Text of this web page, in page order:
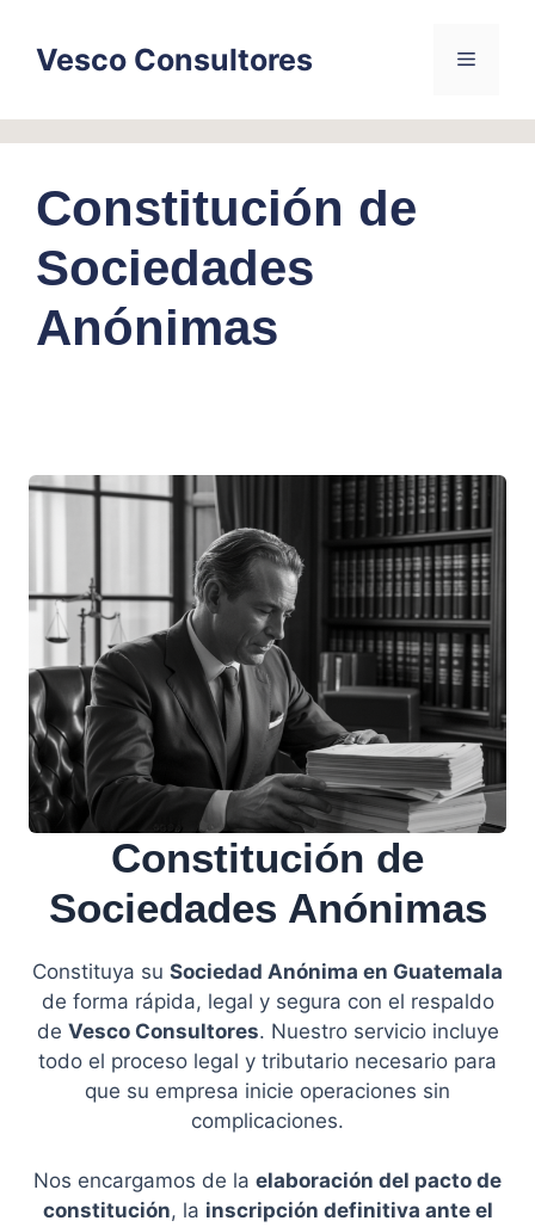
contentVesco Consultores Menu
Constitución de
Sociedades
Anónimas
Constitución de
Sociedades Anónimas
Constituya su Sociedad Anónima en Guatemala
de forma rápida, legal y segura con el respaldo
de Vesco Consultores. Nuestro servicio incluye
todo el proceso legal y tributario necesario para
que su empresa inicie operaciones sin
complicaciones.
Nos encargamos de la elaboración del pacto de
constitución, la inscripción definitiva ante el